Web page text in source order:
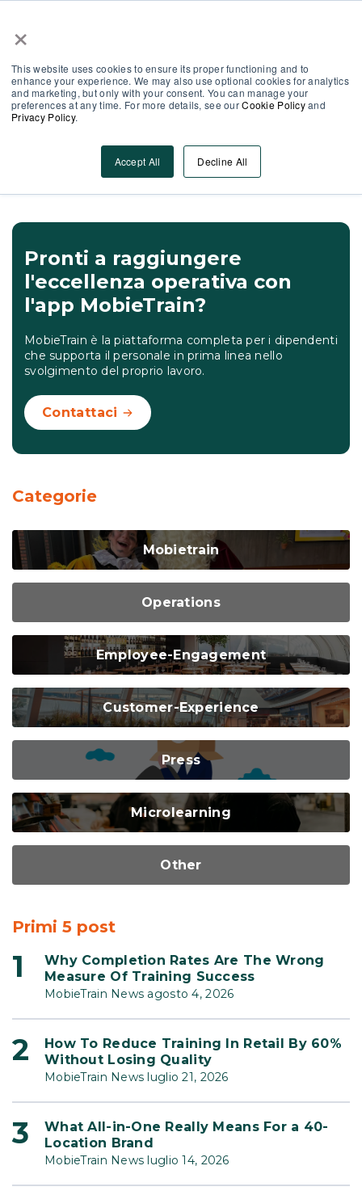
×
This website uses cookies to ensure its proper functioning and to
enhance your experience. We may also use optional cookies for analytics
and marketing, but only with your consent. You can manage your
preferences at any time. For more details, see ourCookie Policyand
Privacy Policy.
Accept All Decline All
Pronti a raggiungere
l'eccellenza operativa con
l'app MobieTrain?
MobieTrain è la piattaforma completa per i dipendenti
che supporta il personale in prima linea nello
svolgimento del proprio lavoro.
Contattaci
Categorie
Mobietrain
Operations
Employee-Engagement
Customer-Experience
Press
Microlearning
Other
Primi 5 post
Why Completion Rates Are The Wrong
Measure Of Training Success
MobieTrain News agosto 4, 2026
How To Reduce Training In Retail By 60%
Without Losing Quality
MobieTrain News luglio 21, 2026
What All-in-One Really Means For a 40-
Location Brand
MobieTrain News luglio 14, 2026
Visualizza Altro